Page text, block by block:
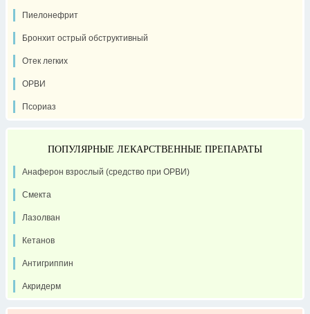
Пиелонефрит
Бронхит острый обструктивный
Отек легких
ОРВИ
Псориаз
ПОПУЛЯРНЫЕ ЛЕКАРСТВЕННЫЕ ПРЕПАРАТЫ
Анаферон взрослый (средство при ОРВИ)
Смекта
Лазолван
Кетанов
Антигриппин
Акридерм